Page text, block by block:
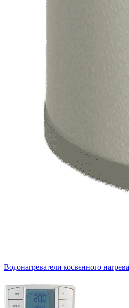
Водонагреватели косвенного нагрева